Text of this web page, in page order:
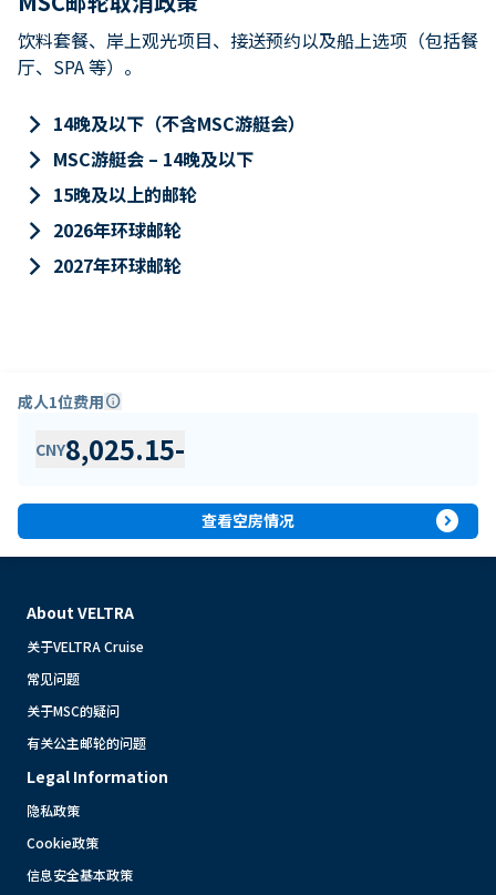
饮料套餐、岸上观光项目、接送预约以及船上选项（包括餐
厅、SPA 等）。
keyboard_arrow_right 14晚及以下（不含MSC游艇会）
keyboard_arrow_right MSC游艇会 – 14晚及以下
keyboard_arrow_right 15晚及以上的邮轮
keyboard_arrow_right 2026年环球邮轮
keyboard_arrow_right 2027年环球邮轮
成人1位费用info
CNY8,025.15-
查看空房情况 expand_circle_right
About VELTRA
关于VELTRA Cruise
常见问题
关于MSC的疑问
有关公主邮轮的问题
Legal Information
隐私政策
Cookie政策
信息安全基本政策